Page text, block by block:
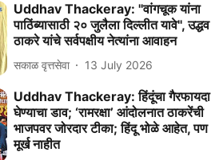
Uddhav Thackeray: ''वांगचूक यांना
पाठिंब्यासाठी २० जुलैला दिल्लीत यावे'', उद्धव
ठाकरे यांचे सर्वपक्षीय नेत्यांना आवाहन
सकाळ वृत्तसेवा 13 July 2026
Uddhav Thackeray: हिंदूंचा गैरफायदा
घेण्याचा डाव; ‘रामरक्षा’ आंदोलनात ठाकरेंची
भाजपवर जोरदार टीका; हिंदू भोळे आहेत, पण
मूर्ख नाहीत